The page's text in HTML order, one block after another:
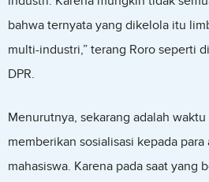
bahwa ternyata yang dikelola itu
multi-industri,” terang Roro seperti
DPR.
Menurutnya, sekarang adalah
memberikan sosialisasi kepada para
mahasiswa. Karena pada saat yang